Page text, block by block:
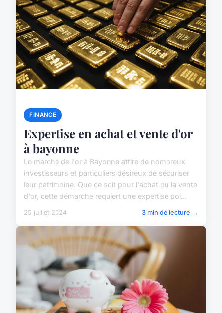
FINANCE
Expertise en achat et vente d'or
à bayonne
Le marché de l'or à Bayonne attire de nombreux
investisseurs et particuliers désireux de sécuriser
leur patrimoine. Que ce soit pour l'achat ou la vente
d'or, cette démarche requiert une expertise poi...
25 juillet 2024 3 min de lecture →